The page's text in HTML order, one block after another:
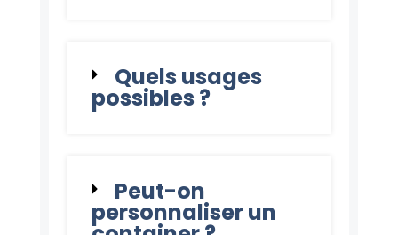
Quels usages
possibles ?
Peut-on
personnaliser un